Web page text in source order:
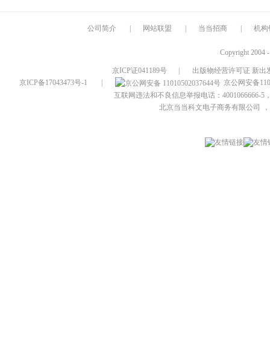
公司简介 网站联盟 当当招商 机构
Copyright 2004
京ICP证041189号
出版物经营许可证 新出
京ICP备17043473号-1
京公网安备
互联网违法和不良信息举报电话：4001066666-5
北京当当科文电子商务有限公司